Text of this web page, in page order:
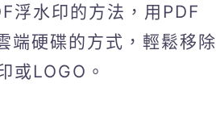
浮水印的方法，用PDF
硬碟的方式，輕鬆移除
或LOGO。